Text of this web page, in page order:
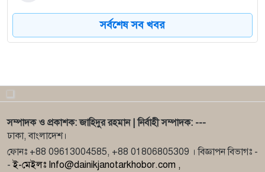
রাজৈরে ইয়াবাসহ ১৭ বছর বয়সি কিশোর আ টক
8
ও ব্যব
কয়রায় জোরপূর্বক জমি থেকে ধান কেটে নেওয়া এবং
মারপিট করে আহত
10
ওবায়দুল কাদেরের শারীরিক অবস্থা নিয়ে যা জানা যাচ্ছে
সর্বশেষ সব খবর
সম্পাদক ও প্রকাশক: জাহিদুর রহমান | নির্বাহী সম্পাদক: ---
ঢাকা, বাংলাদেশ।
ফোনঃ +88 09613004585, +88 01806805309 । বিজ্ঞাপন বিভাগঃ -
-ই-মেইলঃ Info@dainikjanotarkhobor.com ,